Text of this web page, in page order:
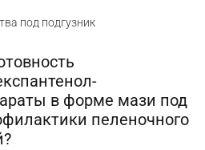
под подгузник
в форме мази под
пеленочного